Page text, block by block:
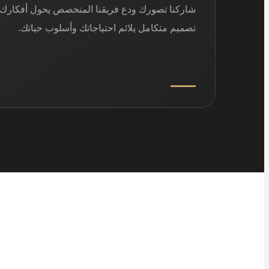
شاركنا تصورك ودع فريقنا المتخصص يحول
تصميم متكامل يلائم احتياجاتك وأسلوب حياتك.